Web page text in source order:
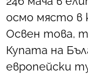
осмо място в
Освен това,
Купата на
европейски